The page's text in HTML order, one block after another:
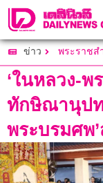
ข่าว พระราชส
‘ในหลวง-พ
ทักษิณานุปท
พระบรมศพ